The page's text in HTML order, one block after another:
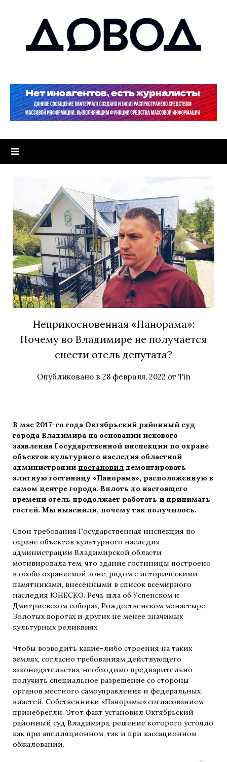
Неприкосновенная «Панорама»:
Почему во Владимире не получается
снести отель депутата?
Опубликовано в 28 февраля, 2022 от Tin
В мае 2017-го года Октябрьский районный суд
города Владимира на основании искового
заявления Государственной инспекции по охране
объектов культурного наследия областной
администрации постановил демонтировать
элитную гостиницу «Панорама», расположенную в
самом центре города. Вплоть до настоящего
времени отель продолжает работать и принимать
гостей. Мы выяснили, почему так получилось.
Свои требования Государственная инспекция по
охране объектов культурного наследия
администрации Владимирской области
мотивировала тем, что здание гостиницы построено
в особо охраняемой зоне, рядом с историческими
памятниками, внесёнными в список всемирного
наследия ЮНЕСКО. Речь шла об Успенском и
Дмитриевском соборах, Рождественском монастыре,
Золотых воротах и других не менее значимых
культурных реликвиях.
Чтобы возводить какие-либо строения на таких
землях, согласно требованиям действующего
законодательства, необходимо предварительно
получить специальное разрешение со стороны
органов местного самоуправления и федеральных
властей. Собственники «Панорамы» согласованием
принебрегли. Этот факт установил Октябрьский
районный суд Владимира, решение которого устояло
как при апелляционном, так и при кассационном
обжаловании.